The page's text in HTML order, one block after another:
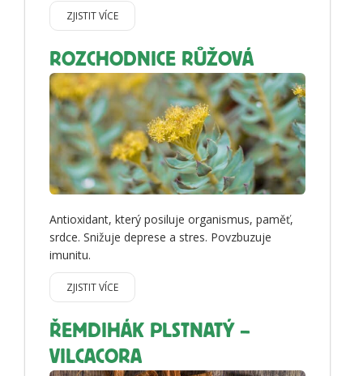
ZJISTIT VÍCE
ROZCHODNICE RŮŽOVÁ
Antioxidant, který posiluje organismus, paměť,
srdce. Snižuje deprese a stres. Povzbuzuje
imunitu.
ZJISTIT VÍCE
ŘEMDIHÁK PLSTNATÝ –
VILCACORA